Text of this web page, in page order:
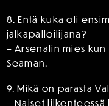
8. Entä kuka oli
jalkapalloilijana?
– Arsenalin mies
Seaman.
9. Mikä on parasta
– Naiset liikenteessä